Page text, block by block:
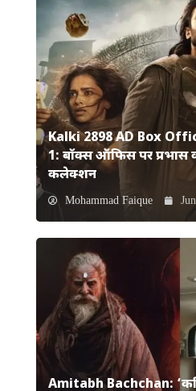
Kalki 2898 AD Box
1: बॉक्स ऑफिस पर प्रभास
कलेक्शन
Mohammad Faique
Amitabh Bachchan: